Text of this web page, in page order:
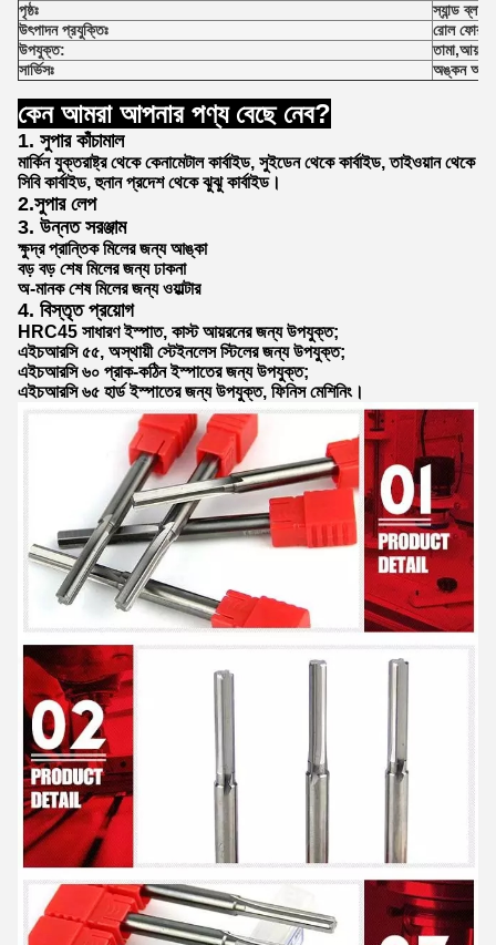
পৃষ্ঠঃ
স্যান্ড
উৎপাদন প্রযুক্তিঃ
রোল ফোরড
উপযুক্ত:
সার্ভিসঃ
অঙ্কন
কেন আমরা আপনার পণ্য বেছে নেব?
1. সুপার কাঁচামাল
মার্কিন যুক্তরাষ্ট্র থেকে কেনামেটাল কার্বাইড, সুইডেন থেকে কার্বাইড, তাইওয়ান থেকে
সিবি কার্বাইড, হুনান প্রদেশ থেকে ঝুঝু কার্বাইড।
2.সুপার লেপ
3. উন্নত সরঞ্জাম
ক্ষুদ্র প্রান্তিক মিলের জন্য আঙ্কা
বড় বড় শেষ মিলের জন্য ঢাকনা
অ-মানক শেষ মিলের জন্য ওয়াল্টার
4. বিস্তৃত প্রয়োগ
HRC45 সাধারণ ইস্পাত, কাস্ট আয়রনের জন্য উপযুক্ত;
এইচআরসি ৫৫, অস্থায়ী স্টেইনলেস স্টিলের জন্য উপযুক্ত;
এইচআরসি ৬০ প্রাক-কঠিন ইস্পাতের জন্য উপযুক্ত;
এইচআরসি ৬৫ হার্ড ইস্পাতের জন্য উপযুক্ত, ফিনিস মেশিনিং।